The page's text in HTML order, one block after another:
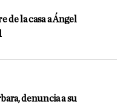
de la casa a Ángel
denuncia a su